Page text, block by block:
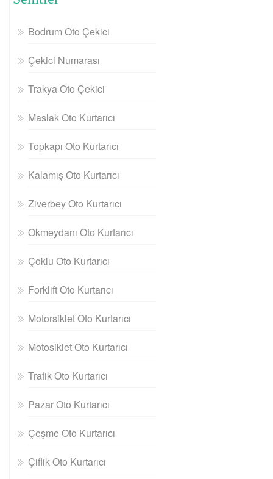
Bodrum Oto Çekici
Çekici Numarası
Trakya Oto Çekici
Maslak Oto Kurtarıcı
Topkapı Oto Kurtarıcı
Kalamış Oto Kurtarıcı
Ziverbey Oto Kurtarıcı
Okmeydanı Oto Kurtarıcı
Çoklu Oto Kurtarıcı
Forklift Oto Kurtarıcı
Motorsiklet Oto Kurtarıcı
Motosiklet Oto Kurtarıcı
Trafik Oto Kurtarıcı
Pazar Oto Kurtarıcı
Çeşme Oto Kurtarıcı
Çiflik Oto Kurtarıcı